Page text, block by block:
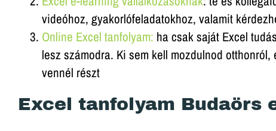
videóhoz, gyakorlófeladatokhoz, valamit
Online Excel tanfolyam: ha csak saját Excel
lesz számodra. Ki sem kell mozdulnod
vennél részt
Excel tanfolyam Budaörs